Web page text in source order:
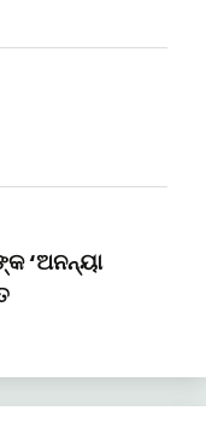
‘ଅନନ୍ୟା